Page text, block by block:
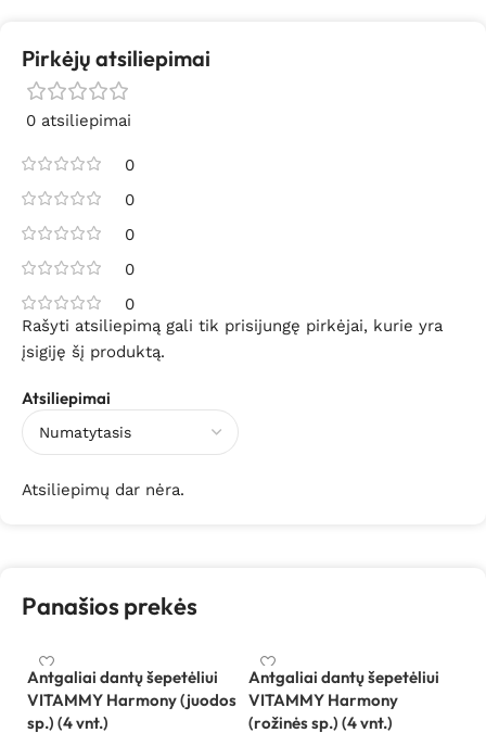
Pirkėjų atsiliepimai
0 atsiliepimai
0
0
0
0
0
Atsiliepimai
Atsiliepimų dar nėra.
Rašyti atsiliepimą gali tik prisijungę pirkėjai, kurie yra
įsigiję šį produktą.
Panašios prekės
Antgaliai dantų šepetėliui
VITAMMY Harmony (juodos
sp.) (4 vnt.)
Antgaliai dantų šepetėliui
VITAMMY Harmony
(rožinės sp.) (4 vnt.)